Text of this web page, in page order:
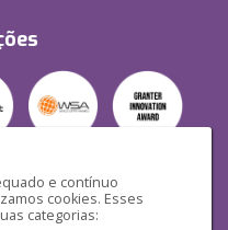
e contínuo
cookies. Esses
categorias: